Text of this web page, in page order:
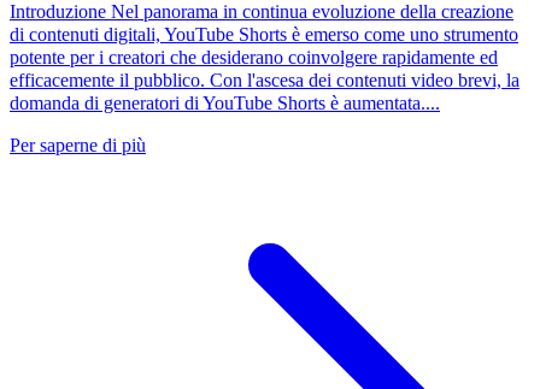
Introduzione Nel panorama in continua evoluzione della creazione
di contenuti digitali, YouTube Shorts è emerso come uno strumento
potente per i creatori che desiderano coinvolgere rapidamente ed
efficacemente il pubblico. Con l'ascesa dei contenuti video brevi, la
domanda di generatori di YouTube Shorts è aumentata....
Per saperne di più